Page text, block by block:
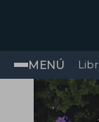
MENÚ